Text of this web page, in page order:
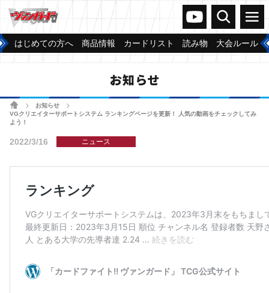
ヴァンガードch
検索 メニュー
はじめての方へ 商品情報 カードリスト 読み物 大会ルール
お知らせ
ホームお知らせ
VGクリエイターサポートシステム ランキングページを更新！ 人気の動画をチェックしてみ
よう！
2022/3/16 ニュース